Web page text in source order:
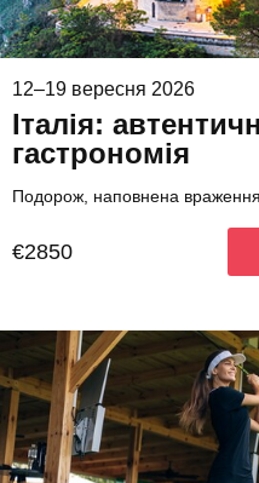
12–19 вересня 2026
Італія:
гастрономія
Подорож, наповнена
€2850